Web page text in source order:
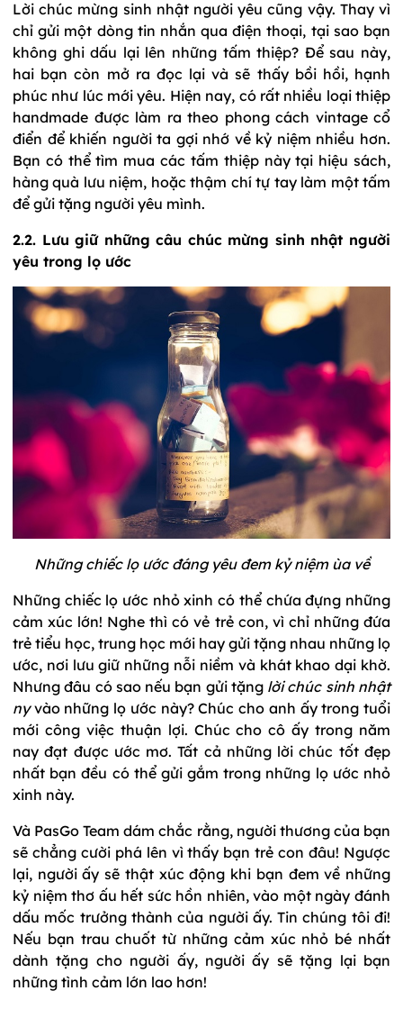
Lời chúc mừng sinh nhật người yêu cũng vậy. Thay vì
chỉ gửi một dòng tin nhắn qua điện thoại, tại sao bạn
không ghi dấu lại lên những tấm thiệp? Để sau này,
hai bạn còn mở ra đọc lại và sẽ thấy bồi hồi, hạnh
phúc như lúc mới yêu. Hiện nay, có rất nhiều loại thiệp
handmade được làm ra theo phong cách vintage cổ
điển để khiến người ta gợi nhớ về kỷ niệm nhiều hơn.
Bạn có thể tìm mua các tấm thiệp này tại hiệu sách,
hàng quà lưu niệm, hoặc thậm chí tự tay làm một tấm
để gửi tặng người yêu mình.
2.2. Lưu giữ những câu chúc mừng sinh nhật người
yêu trong lọ ước
Những chiếc lọ ước đáng yêu đem kỷ niệm ùa về
Những chiếc lọ ước nhỏ xinh có thể chứa đựng những
cảm xúc lớn! Nghe thì có vẻ trẻ con, vì chỉ những đứa
trẻ tiểu học, trung học mới hay gửi tặng nhau những lọ
ước, nơi lưu giữ những nỗi niềm và khát khao dại khờ.
Nhưng đâu có sao nếu bạn gửi tặng lời chúc sinh nhật
nyvào những lọ ước này? Chúc cho anh ấy trong tuổi
mới công việc thuận lợi. Chúc cho cô ấy trong năm
nay đạt được ước mơ. Tất cả những lời chúc tốt đẹp
nhất bạn đều có thể gửi gắm trong những lọ ước nhỏ
xinh này.
Và PasGo Team dám chắc rằng, người thương của bạn
sẽ chẳng cười phá lên vì thấy bạn trẻ con đâu! Ngược
lại, người ấy sẽ thật xúc động khi bạn đem về những
kỷ niệm thơ ấu hết sức hồn nhiên, vào một ngày đánh
dấu mốc trưởng thành của người ấy. Tin chúng tôi đi!
Nếu bạn trau chuốt từ những cảm xúc nhỏ bé nhất
dành tặng cho người ấy, người ấy sẽ tặng lại bạn
những tình cảm lớn lao hơn!